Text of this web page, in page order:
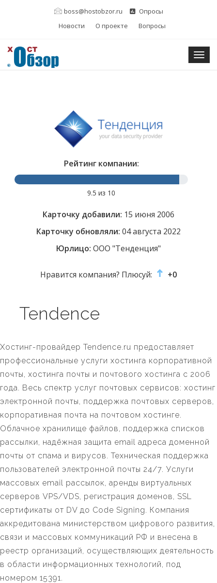
boss@hostobzor.ru
Опросы
Новости
О проекте Вопросы
Рейтинг компании:
9.5 из 10
Карточку добавили: 15 июня 2006
Карточку обновляли: 04 августа 2022
Юрлицо: ООО "Тенденция"
Нравится компания? Плюсуй: +0
Tendence
Хостинг-провайдер Tendence.ru предоставляет
профессиональные услуги хостинга корпоративной
почты, хостинга почты и почтового хостинга с 2006
года. Весь спектр услуг почтовых сервисов: хостинг
электронной почты, поддержка почтовых серверов,
корпоративная почта на почтовом хостинге.
Облачное хранилище файлов, поддержка списков
рассылки, надёжная защита email адреса доменной
почты от спама и вирусов. Техническая поддержка
пользователей электронной почты 24/7. Услуги
массовых email рассылок, аренды виртуальных
серверов VPS/VDS, регистрация доменов, SSL
сертификаты от DV до Code Signing. Компания
аккредитована министерством цифрового развития,
связи и массовых коммуникаций РФ и внесена в
реестр организаций, осуществляющих деятельность
в области информационных технологий, под
номером 15391.